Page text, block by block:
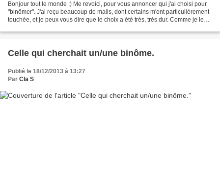
Bonjour tout le monde :) Me revoici, pour vous annoncer qui j'ai choisi pour
"binômer". J'ai reçu beaucoup de mails, dont certains m'ont particulièrement
touchée, et je peux vous dire que le choix a été très, très dur. Comme je le
Celle qui cherchait un/une binôme.
Publié le 18/12/2013 à 13:27
Par Cla S